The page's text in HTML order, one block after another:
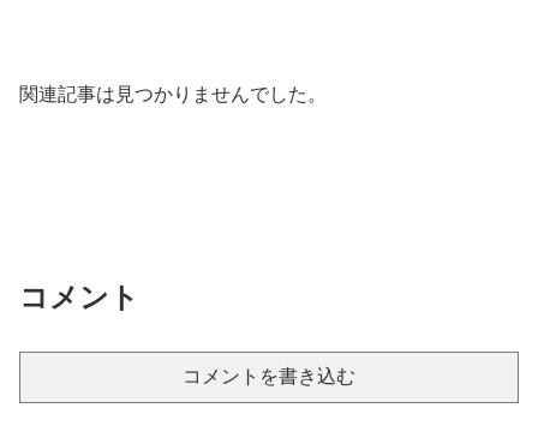
関連記事は見つかりませんでした。
コメント
コメントを書き込む